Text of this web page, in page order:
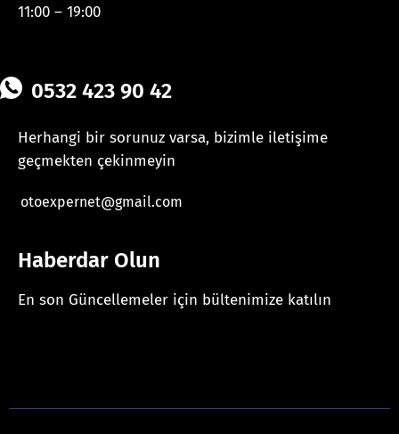
11:00 – 19:00
0532 423 90 42
Herhangi bir sorunuz varsa, bizimle iletişime
geçmekten çekinmeyin
otoexpernet@gmail.com
Haberdar Olun
En son Güncellemeler için bültenimize katılın